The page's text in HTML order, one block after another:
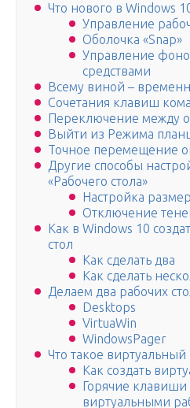
Что нового в Windows
Управление
Оболочка «Snap»
Управление
средствами
Всему виной –
Сочетания клавиш
Переключение между
Выйти из Режима
Точное перемещение
Другие способы
«Рабочего стола»
Настройка
Отключение
Как в Windows 10
стол
Как сделать два
Как сделать
Делаем два рабочих
Desktops
VirtuaWin
WindowsPager
Что такое виртуальный
Как создать
Горячие клавиши
виртуальными